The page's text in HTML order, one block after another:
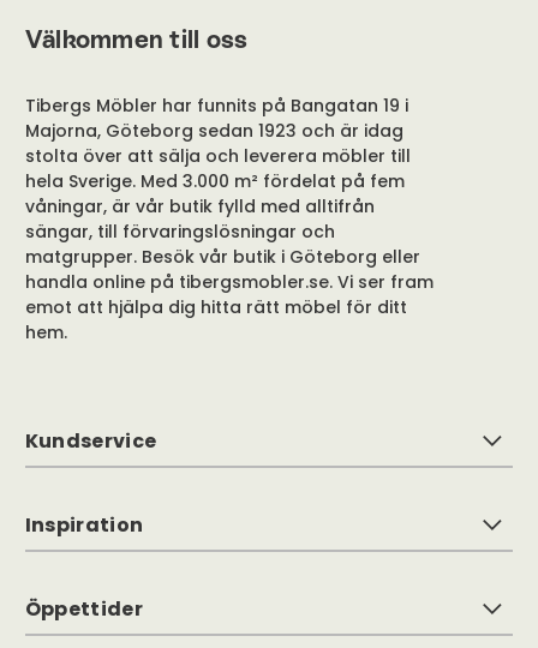
Välkommen till oss
Tibergs Möbler har funnits på Bangatan 19 i
Majorna, Göteborg sedan 1923 och är idag
stolta över att sälja och leverera möbler till
hela Sverige. Med 3.000 m² fördelat på fem
våningar, är vår butik fylld med alltifrån
sängar, till förvaringslösningar och
matgrupper. Besök vår butik i Göteborg eller
handla online på tibergsmobler.se. Vi ser fram
emot att hjälpa dig hitta rätt möbel för ditt
hem.
Kundservice
Inspiration
Öppettider